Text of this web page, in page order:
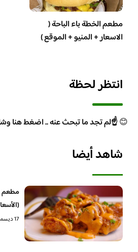
مطعم الخطة باء الباحة (
الاسعار + المنيو + الموقع )
انتظر لحظة
😊☝️لم تجد ما تبحث عنه .. اضغط هنا
شاهد أيضا
17 ديسمبر، 2023